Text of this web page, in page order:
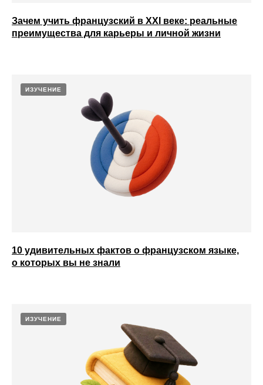
Зачем учить французский в XXI веке: реальные
преимущества для карьеры и личной жизни
ИЗУЧЕНИЕ
10 удивительных фактов о французском языке,
о которых вы не знали
ИЗУЧЕНИЕ